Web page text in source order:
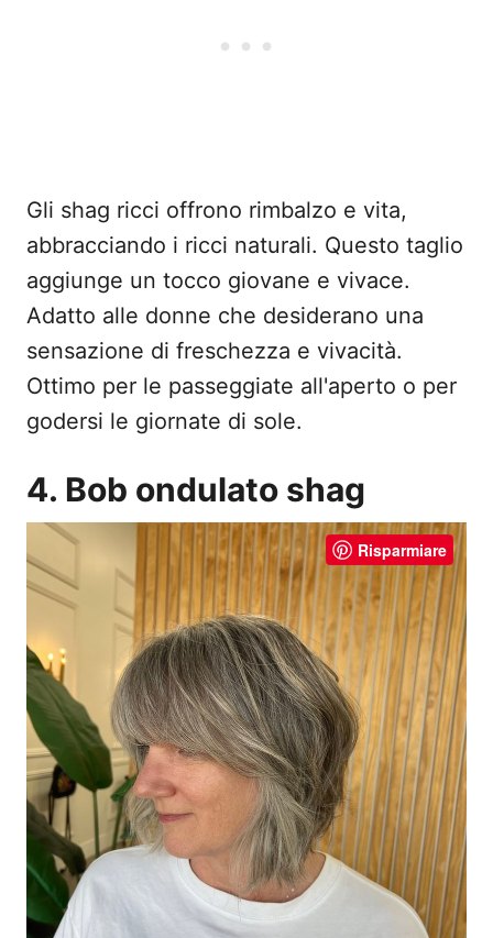
Gli shag ricci offrono rimbalzo e vita,
abbracciando i ricci naturali. Questo taglio
aggiunge un tocco giovane e vivace.
Adatto alle donne che desiderano una
sensazione di freschezza e vivacità.
Ottimo per le passeggiate all'aperto o per
godersi le giornate di sole.
4. Bob ondulato shag
Risparmiare